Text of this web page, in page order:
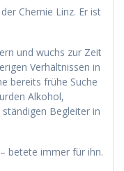
Chemie Linz. Er ist
und wuchs zur Zeit
Verhältnissen in
bereits frühe Suche
Alkohol,
Begleiter in
betete immer für ihn.